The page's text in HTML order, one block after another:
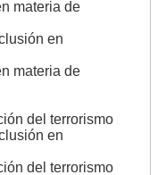
materia de
en
materia de
del terrorismo
en
del terrorismo